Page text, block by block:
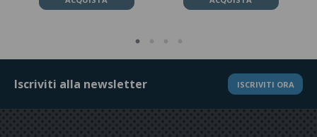
Iscriviti alla newsletter ISCRIVITI ORA